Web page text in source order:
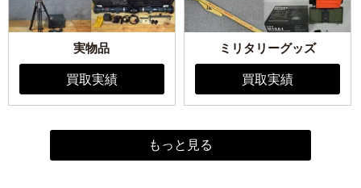
実物品
買取実績
ミリタリーグッズ
買取実績
もっと見る